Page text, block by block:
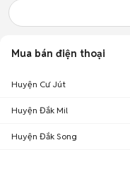
Mua bán điện thoại
Huyện Cư Jút
Huyện Đắk Mil
Huyện Đắk Song